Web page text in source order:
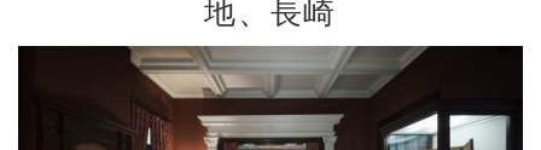
地、長崎